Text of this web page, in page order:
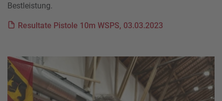
Bestleistung.
Resultate Pistole 10m WSPS, 03.03.2023